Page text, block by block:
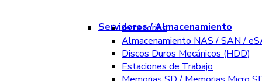
Servidores / Almacenamiento
Accesorios
Almacenamiento NAS / SAN /
Discos Duros Mecánicos (HDD)
Estaciones de Trabajo